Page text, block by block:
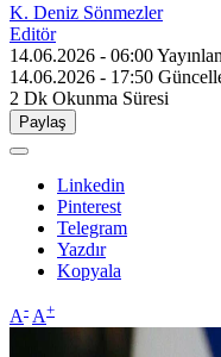
K. Deniz Sönmezler
Editör
14.06.2026 - 06:00
14.06.2026 - 17:50
2 Dk Okunma Süresi
Paylaş
Linkedin
Pinterest
Telegram
Yazdır
Kopyala
A- A+